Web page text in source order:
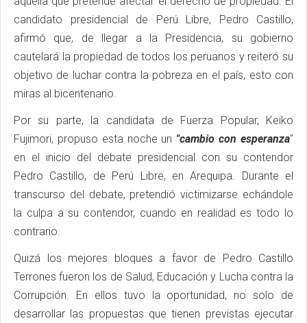
candidato presidencial de Perú Libre, Pedro Castillo,
afirmó que, de llegar a la Presidencia, su gobierno
cautelará la propiedad de todos los peruanos y reiteró su
objetivo de luchar contra la pobreza en el país, esto con
miras al bicentenario.
Por su parte, la candidata de Fuerza Popular, Keiko
Fujimori, propuso esta noche un "cambio con esperanza"
en el inicio del debate presidencial con su contendor
Pedro Castillo, de Perú Libre, en Arequipa. Durante el
transcurso del debate, pretendió victimizarse echándole
la culpa a su contendor, cuando en realidad es todo lo
contrario.
Quizá los mejores bloques a favor de Pedro Castillo
Terrones fueron los de Salud, Educación y Lucha contra la
Corrupción. En ellos tuvo la oportunidad, no solo de
desarrollar las propuestas que tienen previstas ejecutar